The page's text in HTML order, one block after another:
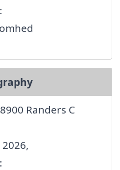
Randers C